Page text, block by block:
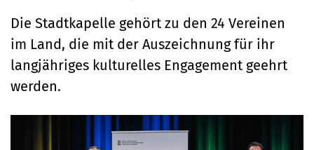
Die Stadtkapelle gehört zu den 24 Vereinen
im Land, die mit der Auszeichnung für ihr
langjähriges kulturelles Engagement geehrt
werden.